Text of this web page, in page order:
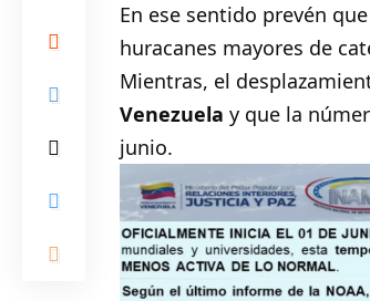
En ese sentido prevén
huracanes mayores de
Mientras, el
Venezuelay que la
junio.